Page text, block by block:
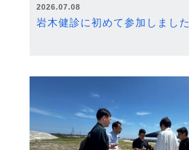
2026.07.08
岩木健診に初めて参加しました